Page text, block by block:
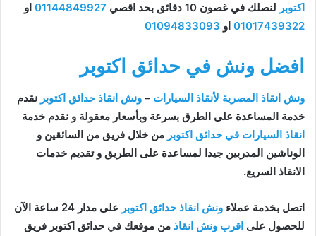
اكتوبر لنصلك في غصون 10 دقائق بحد اقصي 01144849927 او
01017439322 او 01094833093
افضل ونش في حدائق اكتوبر
ونش انقاذ المصرية لأنقاذ السيارات – ونش انقاذ حدائق اكتوبر نقدم
خدمة المساعدة على الطرق بسرعة وبأسعار معقولة و نقدم خدمة
انقاذ السيارات في حدائق اكتوبر من خلال فريق من السائقين و
الوناشين المدربين جيدا لمساعدة على الطريق و تقديم خدمات
الانقاذ السريع.
اتصل بخدمة عملاء ونش انقاذ حدائق اكتوبر
على مدار 24 ساعة الآن
للحصول على اقرب ونش انقاذ من موقعك في حدائق اكتوبر فريق